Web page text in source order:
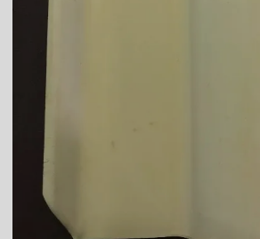
Telha de cimento hidrofugada
Telha de cimento preço
Telha de cimento resinada
Telha cinza
Telha cinza claro
Telha cinza escuro
Telha cinza esmaltada